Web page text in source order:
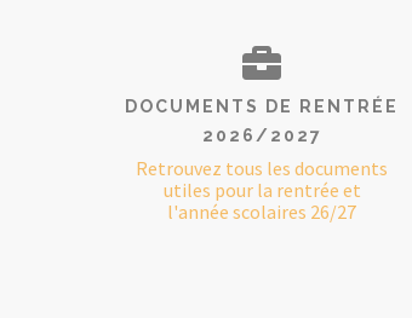
DOCUMENTS DE RENTRÉE
2026/2027
Retrouvez tous les documents
utiles pour la rentrée et
l'année scolaires 26/27